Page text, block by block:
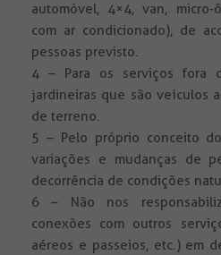
automóvel, 4×4, van,
com ar condicionado), de
pessoas previsto.
4 – Para os serviços fora
jardineiras que são veículos
de terreno.
5 – Pelo próprio conceito
variações e mudanças de
decorrência de condições
6 – Não nos
conexões com outros
aéreos e passeios, etc.) em